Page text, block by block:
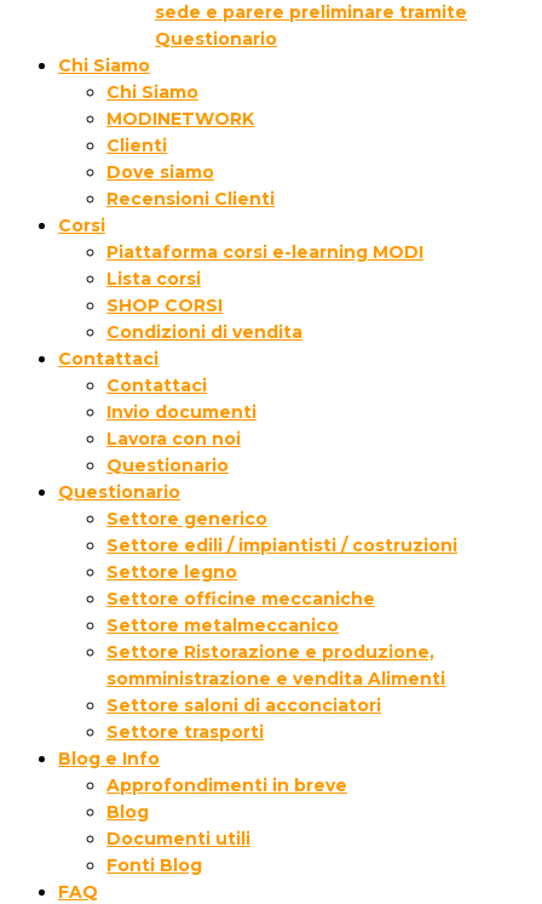
sede e parere preliminare tramite
Questionario
Chi Siamo
Chi Siamo
MODINETWORK
Clienti
Dove siamo
Recensioni Clienti
Corsi
Piattaforma corsi e-learning MODI
Lista corsi
SHOP CORSI
Condizioni di vendita
Contattaci
Contattaci
Invio documenti
Lavora con noi
Questionario
Questionario
Settore generico
Settore edili / impiantisti / costruzioni
Settore legno
Settore officine meccaniche
Settore metalmeccanico
Settore Ristorazione e produzione,
somministrazione e vendita Alimenti
Settore saloni di acconciatori
Settore trasporti
Blog e Info
Approfondimenti in breve
Blog
Documenti utili
Fonti Blog
FAQ